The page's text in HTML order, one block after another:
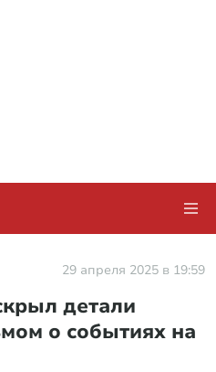
29 апреля 2025 в 19:59
детали
о событиях на